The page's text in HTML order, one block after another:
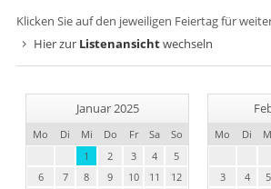
Klicken Sie auf den jeweiligen Feiertag für
Hier zur Listenansichtwechseln
Januar 2025
Mo Di Mi Do Fr Sa
So
1
2 3 4
5
6
7 8 9 10 11
12
Mo Di
3
4 5